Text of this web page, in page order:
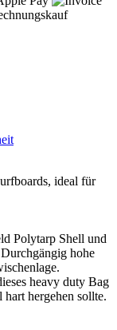
ideal für
Polytarp Shell und
hohe
heavy duty Bag
hergehen sollte.